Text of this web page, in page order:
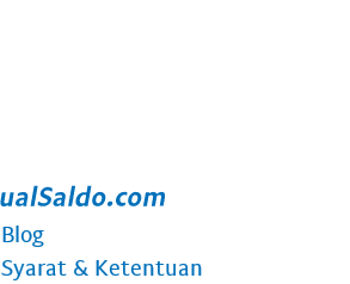
Blog
Syarat & Ketentuan